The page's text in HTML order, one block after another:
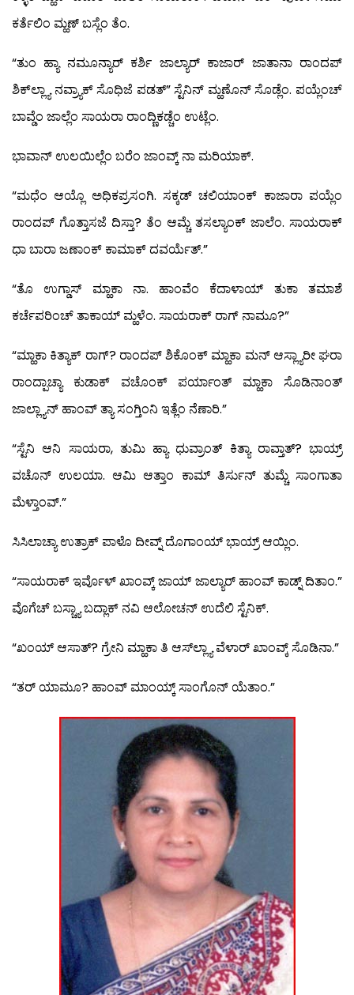
ಕರ್ತೆಲಿಂ ಮ್ಹಣ್ ಬಸ್ಲೆಂ ತೆಂ.
“ತುಂ ಹ್ಯಾ ನಮೂನ್ಯಾರ್ ಕರ್ಶಿ ಜಾಲ್ಯಾರ್ ಕಾಜಾರ್ ಜಾತಾನಾ ರಾಂದಪ್
ಶಿಕ್‍ಲ್ಲ್ಯಾ ನವ್ರ್ಯಾಕ್ ಸೊಧಿಜೆ ಪಡತ್” ಸ್ಟೆನಿನ್ ಮ್ಹಣೊನ್ ಸೊಡ್ಲೆಂ. ಪಯ್ಲೆಂಚ್
ಬಾವ್ಡೆಂ ಜಾಲ್ಲೆಂ ಸಾಯರಾ ರಾಂದ್ಣಿಕಡ್ಚೆಂ ಉಟ್ಲೆಂ.
ಭಾವಾನ್ ಉಲಯಿಲ್ಲೆಂ ಬರೆಂ ಜಾಂವ್ಕ್ ನಾ ಮರಿಯಾಕ್.
“ಮಧೆಂ ಆಯ್ಲೊ ಅಧಿಕಪ್ರಸಂಗಿ. ಸಕ್ಕಡ್ ಚಲಿಯಾಂಕ್ ಕಾಜಾರಾ ಪಯ್ಲೆಂ
ರಾಂದಪ್ ಗೊತ್ತಾಸಜೆ ದಿಸ್ತಾ? ತೆಂ ಆಮ್ಚೆ ತಸಲ್ಯಾಂಕ್ ಜಾಲೆಂ. ಸಾಯರಾಕ್
ಧಾ ಬಾರಾ ಜಣಾಂಕ್ ಕಾಮಾಕ್ ದವರ್ಯೆತ್.”
“ತೊ ಉಗ್ಡಾಸ್ ಮ್ಹಾಕಾ ನಾ. ಹಾಂವೆಂ ಕೆದಾಳಾಯ್ ತುಕಾ ತಮಾಶೆ
ಕರ್ಚೆಪರಿಂಚ್ ತಾಕಾಯ್ ಮ್ಹಳೆಂ. ಸಾಯರಾಕ್ ರಾಗ್ ನಾಮೂ?”
“ಮ್ಹಾಕಾ ಕಿತ್ಯಾಕ್ ರಾಗ್? ರಾಂದಪ್ ಶಿಕೊಂಕ್ ಮ್ಹಾಕಾ ಮನ್ ಆಸ್ಲ್ಯಾರೀ ಘರಾ
ರಾಂದ್ಪಾಚ್ಯಾ ಕುಡಾಕ್ ವಚೊಂಕ್ ಪರ್ಯಾಂತ್ ಮ್ಹಾಕಾ ಸೊಡಿನಾಂತ್
ಜಾಲ್ಲ್ಯಾನ್ ಹಾಂವ್ ತ್ಯಾ ಸಂಗ್ತಿಂನಿ ಇತ್ಲೆಂ ನೆಣಾರಿ.”
“ಸ್ಟೆನಿ ಆನಿ ಸಾಯರಾ, ತುಮಿ ಹ್ಯಾ ಧುವ್ರಾಂತ್ ಕಿತ್ಯಾ ರಾವ್ತಾತ್? ಭಾಯ್ರ್
ವಚೊನ್ ಉಲಯಾ. ಆಮಿ ಆತ್ತಾಂ ಕಾಮ್ ತಿರ್ಸುನ್ ತುಮ್ಚೆ ಸಾಂಗಾತಾ
ಮೆಳ್ತಾಂವ್.”
ಸಿಸಿಲಾಚ್ಯಾ ಉತ್ರಾಕ್ ಪಾಳೊ ದೀವ್ನ್ ದೊಗಾಂಯ್ ಭಾಯ್ರ್ ಆಯ್ಲಿಂ.
“ಸಾಯರಾಕ್ ಇರ್ವೊಳ್ ಖಾಂವ್ಕ್ ಜಾಯ್ ಜಾಲ್ಯಾರ್ ಹಾಂವ್ ಕಾಡ್ನ್ ದಿತಾಂ.”
ವೊಗೆಚ್ ಬಸ್ಚ್ಯಾ ಬದ್ಲಾಕ್ ನವಿ ಆಲೋಚನ್ ಉದೆಲಿ ಸ್ಟೆನಿಕ್.
“ಖಂಯ್ ಆಸಾತ್? ಗ್ರೇನಿ ಮ್ಹಾಕಾ ತಿ ಆಸ್‍ಲ್ಲ್ಯಾ ವೆಳಾರ್ ಖಾಂವ್ಕ್ ಸೊಡಿನಾ.”
“ತರ್ ಯಾಮೂ? ಹಾಂವ್ ಮಾಂಯ್ಕ್ ಸಾಂಗೊನ್ ಯೆತಾಂ.”